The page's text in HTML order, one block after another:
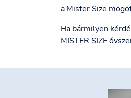
a Mister Size
Ha bármilyen
MISTER SIZE